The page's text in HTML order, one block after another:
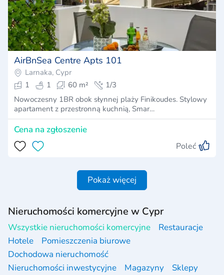
AirBnSea Centre Apts 101
Larnaka, Cypr
1
1 60 m²
1/3
Nowoczesny 1BR obok słynnej plaży Finikoudes. Stylowy
apartament z przestronną kuchnią, Smar…
Cena na zgłoszenie
Poleć
Pokaż więcej
Nieruchomości komercyjne w Cypr
Wszystkie nieruchomości komercyjne
Restauracje
Hotele
Pomieszczenia biurowe
Dochodowa nieruchomość
Nieruchomości inwestycyjne
Magazyny
Sklepy